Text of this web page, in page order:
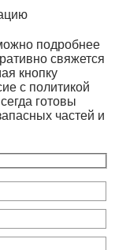
подробнее
свяжется
кнопку
с политикой
готовы
частей и